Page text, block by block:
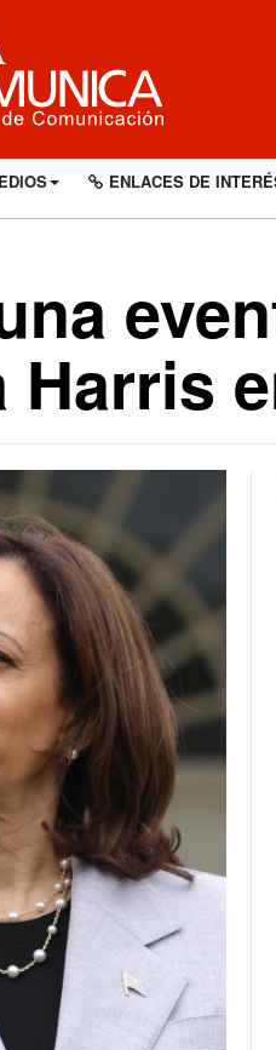
ENLACES DE
JULIO 24, 2026
Académico destaca
de LinkedIn en
superior